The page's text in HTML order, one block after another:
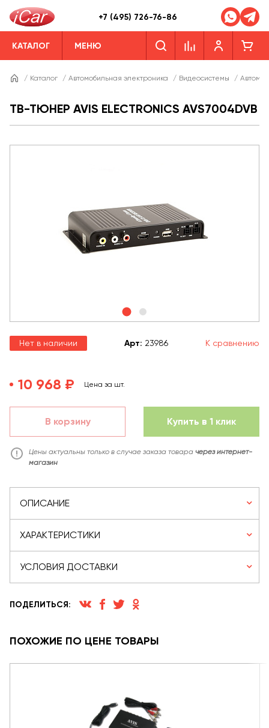
+7 (495) 726-76-86
КАТАЛОГ МЕНЮ
/ Каталог / Автомобильная электроника / Видеосистемы /
ТВ-ТЮНЕР AVIS ELECTRONICS AVS7004DVB
Нет в наличии Арт: 23986 К сравнению
10 968 ₽ Цена за шт.
В корзину Купить в 1 клик
Цены актуальны только в случае заказа товара через интернет-
магазин
ОПИСАНИЕ
ХАРАКТЕРИСТИКИ
УСЛОВИЯ ДОСТАВКИ
ПОДЕЛИТЬСЯ:
ПОХОЖИЕ ПО ЦЕНЕ ТОВАРЫ